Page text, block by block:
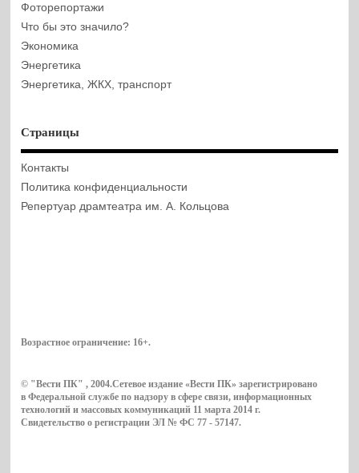
Фоторепортажи
Что бы это значило?
Экономика
Энергетика
Энергетика, ЖКХ, транспорт
Страницы
Контакты
Политика конфиденциальности
Репертуар драмтеатра им. А. Кольцова
Возрастное ограничение: 16+.
© "Вести ПК" , 2004.Сетевое издание «Вести ПК» зарегистрировано
в Федеральной службе по надзору в сфере связи, информационных
технологий и массовых коммуникаций 11 марта 2014 г.
Свидетельство о регистрации ЭЛ № ФС 77 - 57147.